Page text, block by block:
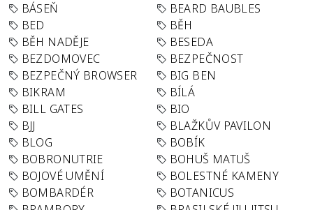
BÁSEŇ
BEARD BAUBLES
BED
BĚH
BĚH NADĚJE
BESEDA
BEZDOMOVEC
BEZPEČNOST
BEZPEČNÝ BROWSER
BIG BEN
BIKRAM
BÍLÁ
BILL GATES
BIO
BJJ
BLAŽKŮV PAVILON
BLOG
BOBÍK
BOBRONUTRIE
BOHUŠ MATUŠ
BOJOVÉ UMĚNÍ
BOLESTNÉ KAMENY
BOMBARDÉR
BOTANICUS